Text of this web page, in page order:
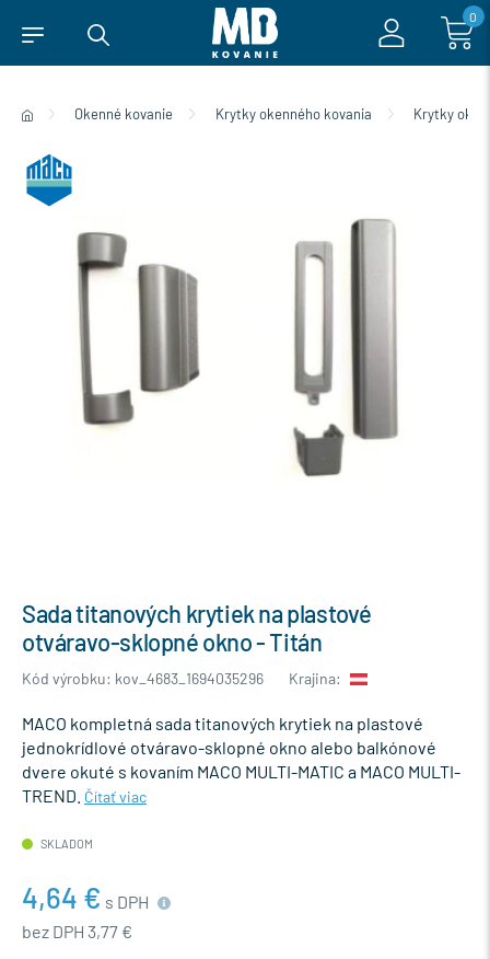
0
Okenné kovanie Krytky okenného kovania Krytky
Sada titanových krytiek na plastové
otváravo-sklopné okno - Titán
Kód výrobku: kov_4683_1694035296 Krajina:
MACO kompletná sada titanových krytiek na plastové
jednokrídlové otváravo-sklopné okno alebo balkónové
dvere okuté s kovaním MACO MULTI-MATIC a MACO MULTI-
TREND. Čítať viac
SKLADOM
4,64 € s DPH
bez DPH 3,77 €